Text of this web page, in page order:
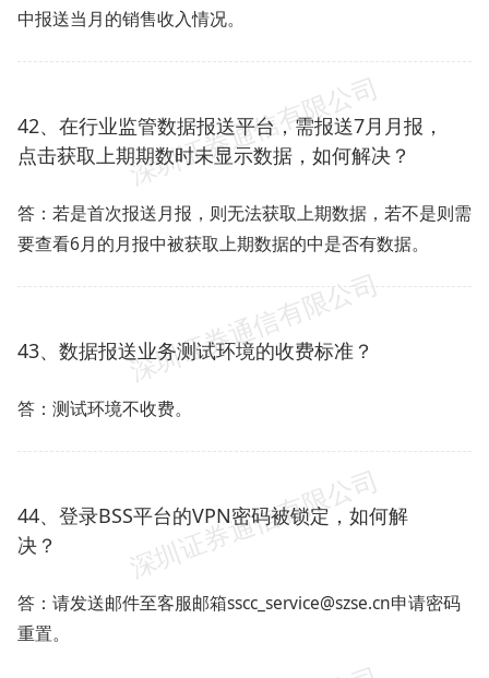
中报送当月的销售收入情况。
42、在行业监管数据报送平台，需报送7月月报，
点击获取上期期数时未显示数据，如何解决？
答：若是首次报送月报，则无法获取上期数据，若不是则需
要查看6月的月报中被获取上期数据的中是否有数据。
43、数据报送业务测试环境的收费标准？
答：测试环境不收费。
44、登录BSS平台的VPN密码被锁定，如何解
决？
答：请发送邮件至客服邮箱sscc_service@szse.cn申请密码
重置。